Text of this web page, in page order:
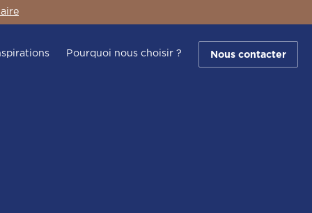
Pourquoi nous choisir ? Nous contacter